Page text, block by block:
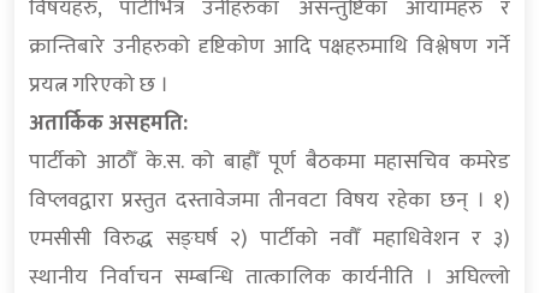
विषयहरु, पार्टीभित्र उनीहरुका असन्तुष्टिका आयामहरु र
क्रान्तिबारे उनीहरुको दृष्टिकोण आदि पक्षहरुमाथि विश्लेषण गर्ने
प्रयत्न गरिएको छ ।
अतार्किक असहमति:
पार्टीको आठौँ के.स. को बाह्रौँ पूर्ण बैठकमा महासचिव कमरेड
विप्लवद्वारा प्रस्तुत दस्तावेजमा तीनवटा विषय रहेका छन् । १)
एमसीसी विरुद्ध सङ्घर्ष २) पार्टीको नवौँ महाधिवेशन र ३)
स्थानीय निर्वाचन सम्बन्धि तात्कालिक कार्यनीति । अघिल्लो